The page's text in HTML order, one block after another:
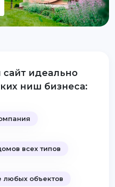
идеально
ниш бизнеса:
всех типов
любых объектов